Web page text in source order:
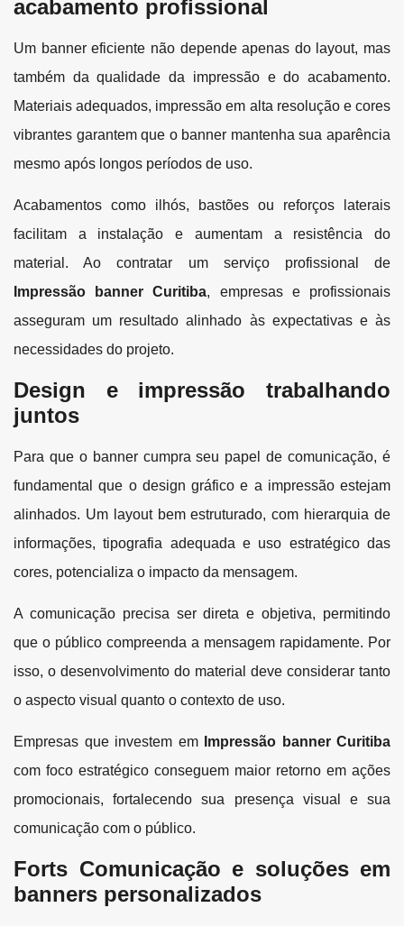
acabamento profissional
Um banner eficiente não depende apenas do layout, mas
também da qualidade da impressão e do acabamento.
Materiais adequados, impressão em alta resolução e cores
vibrantes garantem que o banner mantenha sua aparência
mesmo após longos períodos de uso.
Acabamentos como ilhós, bastões ou reforços laterais
facilitam a instalação e aumentam a resistência do
material. Ao contratar um serviço profissional de
Impressão banner Curitiba, empresas e profissionais
asseguram um resultado alinhado às expectativas e às
necessidades do projeto.
Design e impressão trabalhando
juntos
Para que o banner cumpra seu papel de comunicação, é
fundamental que o design gráfico e a impressão estejam
alinhados. Um layout bem estruturado, com hierarquia de
informações, tipografia adequada e uso estratégico das
cores, potencializa o impacto da mensagem.
A comunicação precisa ser direta e objetiva, permitindo
que o público compreenda a mensagem rapidamente. Por
isso, o desenvolvimento do material deve considerar tanto
o aspecto visual quanto o contexto de uso.
Empresas que investem em
Impressão banner Curitiba
com foco estratégico conseguem maior retorno em ações
promocionais, fortalecendo sua presença visual e sua
comunicação com o público.
Forts Comunicação e soluções em
banners personalizados